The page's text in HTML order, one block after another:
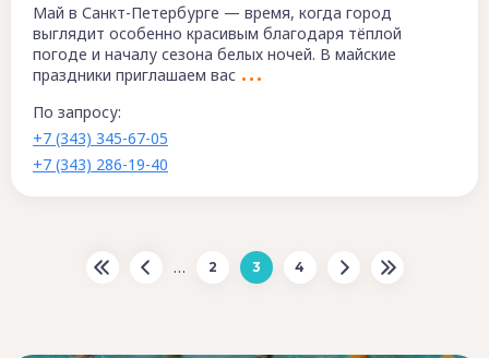
Май в Санкт-Петербурге — время, когда город
выглядит особенно красивым благодаря тёплой
погоде и началу сезона белых ночей. В майские
праздники приглашаем вас
По запросу:
+7 (343) 345-67-05
+7 (343) 286-19-40
… 2 3 4